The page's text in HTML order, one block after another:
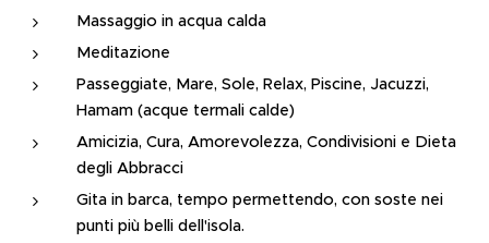
Massaggio in acqua calda
Meditazione
Passeggiate, Mare, Sole, Relax, Piscine, Jacuzzi,
Hamam (acque termali calde)
Amicizia, Cura, Amorevolezza, Condivisioni e Dieta
degli Abbracci
Gita in barca, tempo permettendo, con soste nei
punti più belli dell'isola.